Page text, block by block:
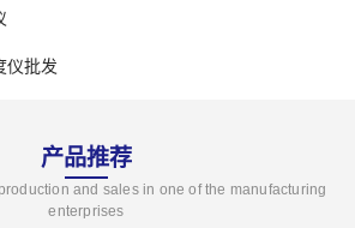
仪批发
产品推荐
and sales in one of the manufacturing
enterprises